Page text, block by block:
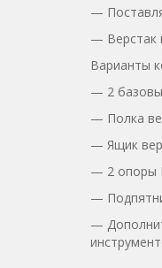
—
— Верстак
Варианты
— 2
— Полка
— Ящик
— 2 опоры
—
—